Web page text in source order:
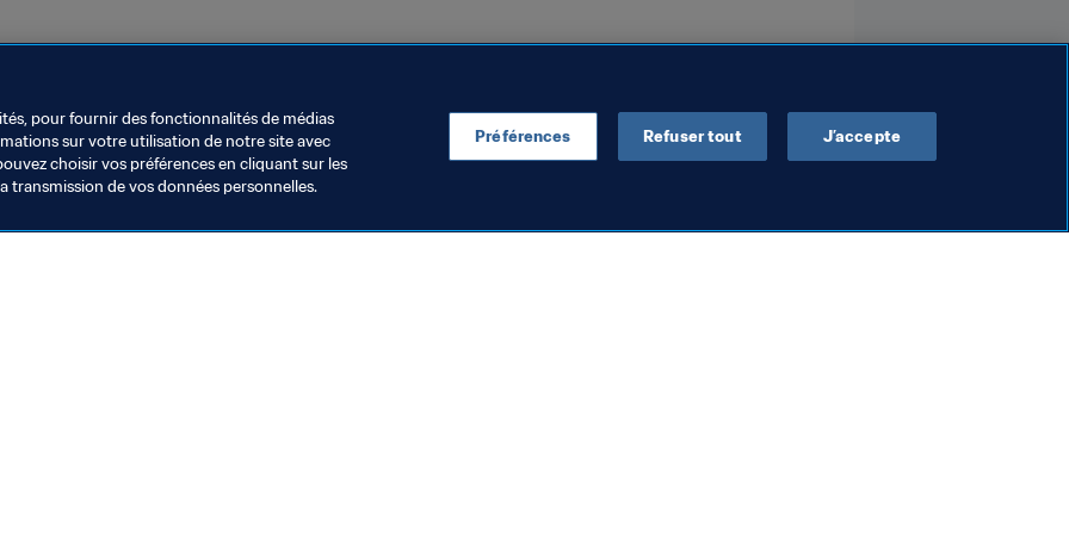
pour fournir des fonctionnalités de médias
sur votre utilisation de notre site avec
choisir vos préférences en cliquant sur les
transmission de vos données personnelles.
Préférences Refuser tout J’accepte